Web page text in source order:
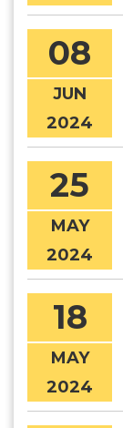
08
JUN
2024
25
MAY
2024
18
MAY
2024